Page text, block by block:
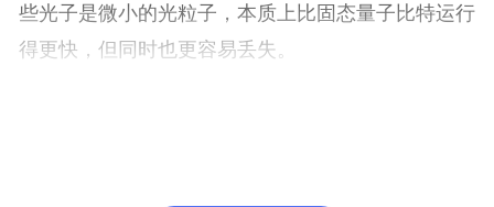
些光子是微小的光粒子，本质上比固态量子比特运行
得更快，但同时也更容易丢失。